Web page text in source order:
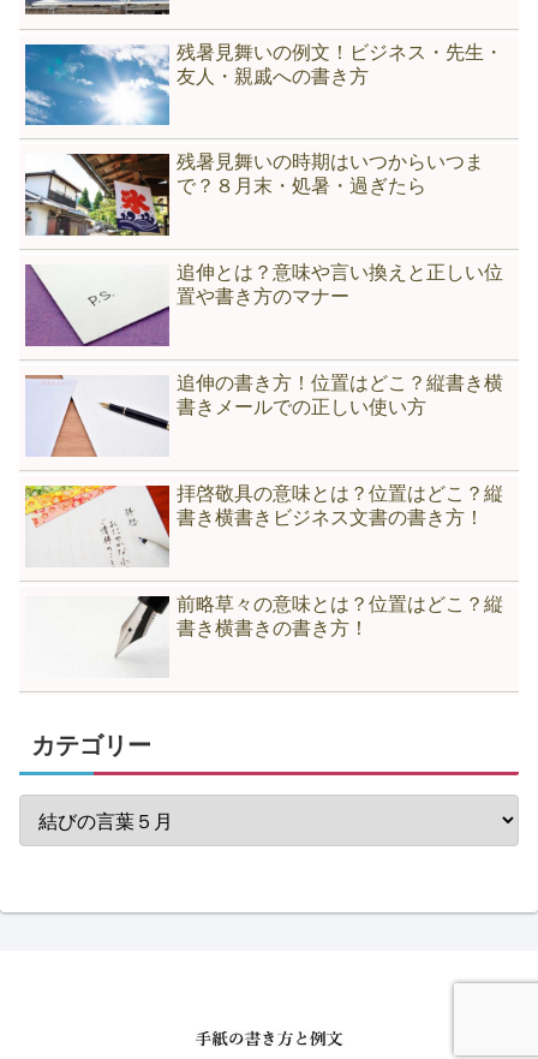
残暑見舞いの例文！ビジネス・先生・
友人・親戚への書き方
残暑見舞いの時期はいつからいつま
で？８月末・処暑・過ぎたら
追伸とは？意味や言い換えと正しい位
置や書き方のマナー
追伸の書き方！位置はどこ？縦書き横
書きメールでの正しい使い方
拝啓敬具の意味とは？位置はどこ？縦
書き横書きビジネス文書の書き方！
前略草々の意味とは？位置はどこ？縦
書き横書きの書き方！
カテゴリー